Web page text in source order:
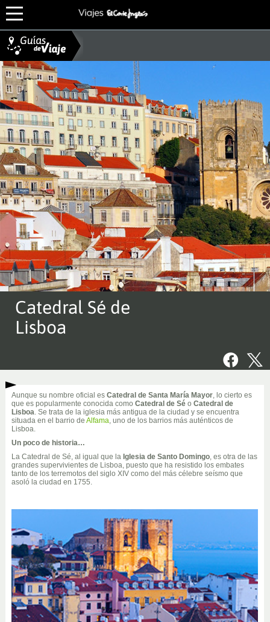
Catedral Sé de
Lisboa
Aunque su nombre oficial es Catedral de Santa María Mayor, lo cierto es
que es popularmente conocida como Catedral de Séo Catedral de
Lisboa. Se trata de la iglesia más antigua de la ciudad y se encuentra
situada en el barrio de Alfama, uno de los barrios más auténticos de
Lisboa.
Un poco de historia…
La Catedral de Sé, al igual que la Iglesia de Santo Domingo, es otra de las
grandes supervivientes de Lisboa, puesto que ha resistido los embates
tanto de los terremotos del siglo XIV como del más célebre seísmo que
asoló la ciudad en 1755.